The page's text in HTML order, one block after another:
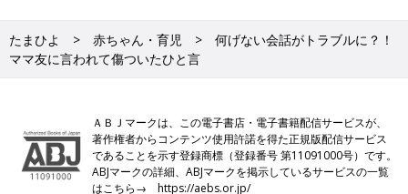
たまひよ 赤ちゃん・育児
何げない会話がトラブルに？！
ママ友に言われて傷ついたひと言
ＡＢＪマークは、この電子書店・電子書籍配信サービスが、
著作権者からコンテンツ使用許諾を得た正規版配信サービス
であることを示す登録商標（登録番号 第11091000号）です。
ABJマークの詳細、ABJマークを掲示しているサービスの一覧
はこちら→https://aebs.or.jp/